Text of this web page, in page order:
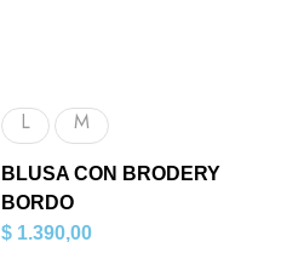
L M
BLUSA CON BRODERY
BORDO
$ 1.390,00